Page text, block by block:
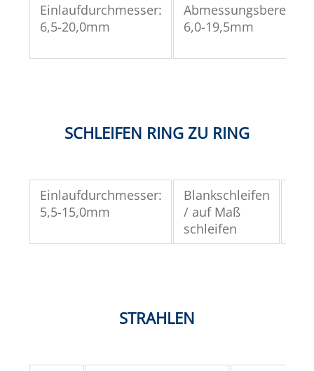
Einlaufdurchmesser:
6,5-20,0mm
Abmessungsbereiche:
6,0-19,5mm
SCHLEIFEN RING ZU RING
Einlaufdurchmesser:
5,5-15,0mm
Blankschleifen
/ auf Maß
schleifen
STRAHLEN